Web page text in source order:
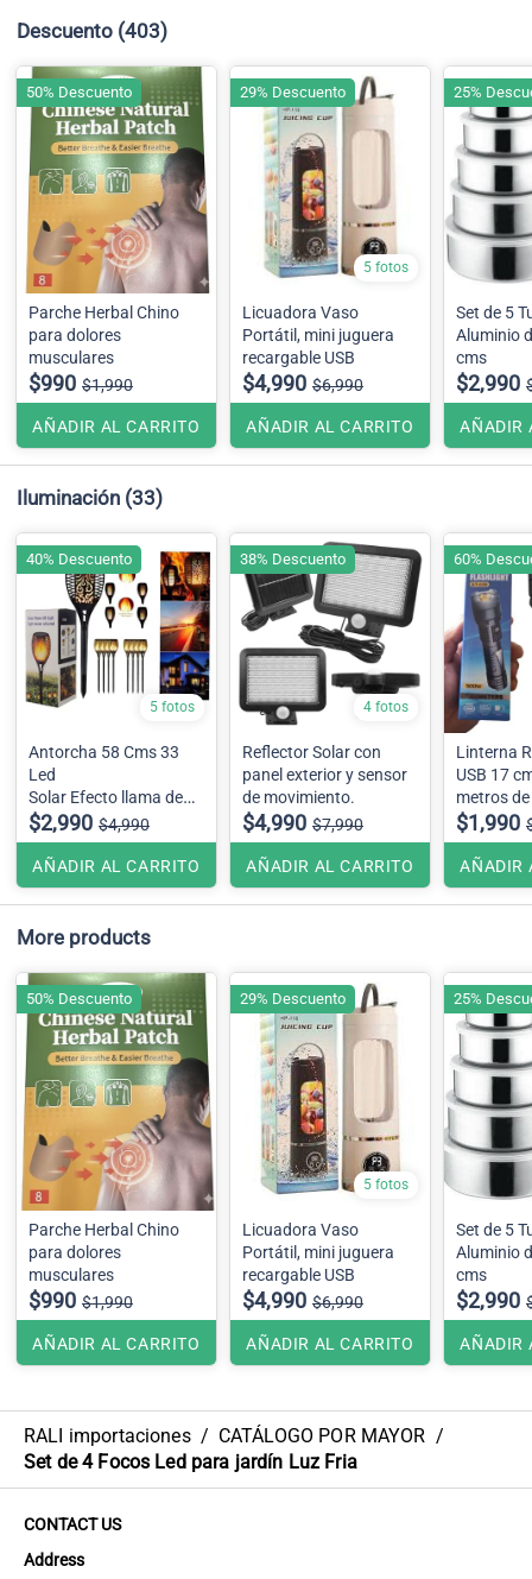
Descuento (403)
Parche Herbal Chino
para dolores
musculares
$990 $1,990
AÑADIR AL CARRITO
50% Descuento
5 fotos
Licuadora Vaso
Portátil, mini juguera
recargable USB
$4,990 $6,990
AÑADIR AL CARRITO
29% Descuento
Set de 5
Aluminio
cms
$2,990
AÑADIR
25%
Iluminación (33)
5 fotos
Antorcha 58 Cms 33
Led
Solar Efecto llama de
fuego
$2,990 $4,990
AÑADIR AL CARRITO
40% Descuento
4 fotos
Reflector Solar con
panel exterior y sensor
de movimiento.
$4,990 $7,990
AÑADIR AL CARRITO
38% Descuento
Linterna
USB 17
metros
luz de
$1,990
AÑADIR
60%
More products
Parche Herbal Chino
para dolores
musculares
$990 $1,990
AÑADIR AL CARRITO
50% Descuento
5 fotos
Licuadora Vaso
Portátil, mini juguera
recargable USB
$4,990 $6,990
AÑADIR AL CARRITO
29% Descuento
Set de 5
Aluminio
cms
$2,990
AÑADIR
25%
RALI importaciones / CATÁLOGO POR MAYOR /
Set de 4 Focos Led para jardín Luz Fria
CONTACT US
Address